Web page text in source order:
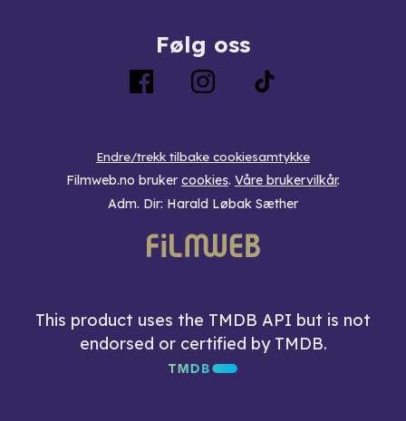
Følg oss
Endre/trekk tilbake cookiesamtykke
Filmweb.no bruker cookies. Våre brukervilkår.
Adm. Dir: Harald Løbak Sæther
This product uses the TMDB API but is not
endorsed or certified by TMDB.